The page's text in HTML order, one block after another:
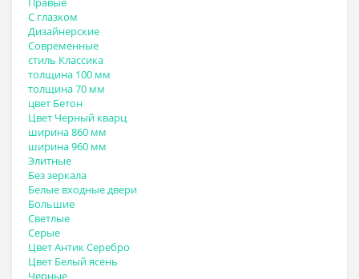
С глазком
Дизайнерские
Современные
стиль Классика
толщина 100 мм
толщина 70 мм
цвет Бетон
Цвет Черный кварц
ширина 860 мм
ширина 960 мм
Элитные
Без зеркала
Белые входные двери
Большие
Светлые
Серые
Цвет Антик Серебро
Цвет Белый ясень
Черные